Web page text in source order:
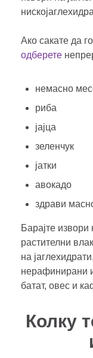
Ако сакате да
одберете
немасно
риба
јајца
зеленчук
јатки
авокадо
здрави
Барајте
растителни
на
нерафинирани
батат, овес и
Колку